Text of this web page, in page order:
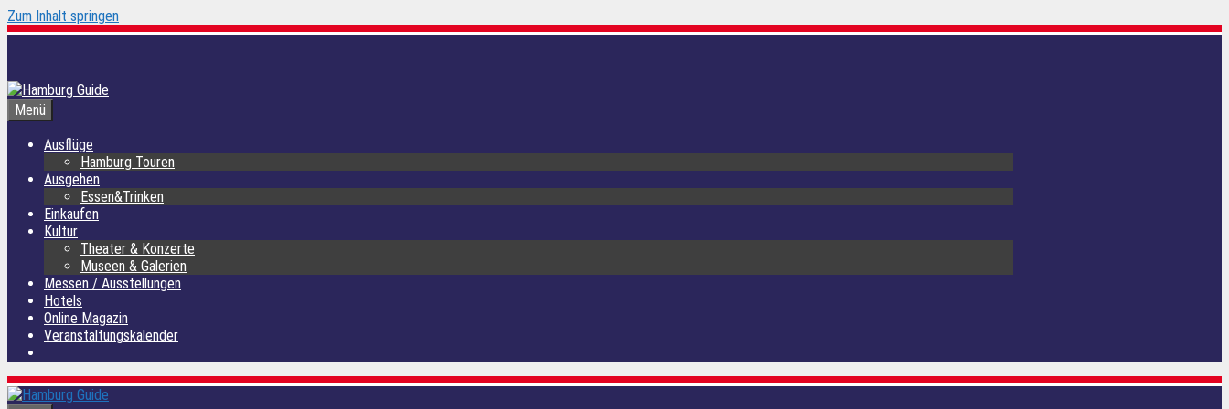
Zum Inhalt springen
Menü
Ausflüge
Hamburg Touren
Ausgehen
Essen&Trinken
Einkaufen
Kultur
Theater & Konzerte
Museen & Galerien
Messen / Ausstellungen
Hotels
Online Magazin
Veranstaltungskalender